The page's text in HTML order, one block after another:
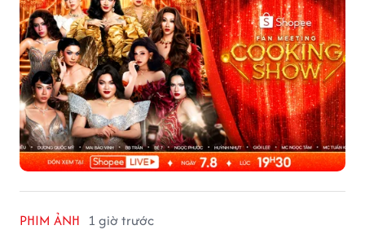
PHIM ẢNH 1 giờ trước